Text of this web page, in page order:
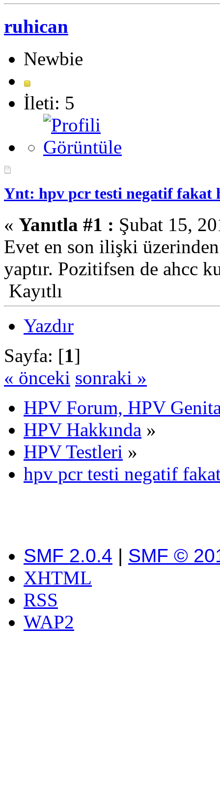
ruhican
Newbie
İleti: 5
Ynt: hpv pcr testi negatif fakat
« Yanıtla #1 : Şubat 15,
Evet en son ilişki
yaptır. Pozitifsen de ahcc
Kayıtlı
Yazdır
Sayfa: [1]
« önceki sonraki »
HPV Forum, HPV
HPV Hakkında »
HPV Testleri »
hpv pcr testi negatif
SMF 2.0.4 | SMF ©
XHTML
RSS
WAP2